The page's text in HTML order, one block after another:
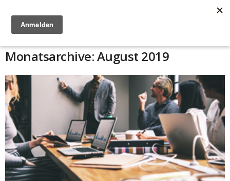
Monatsarchive: August 2019